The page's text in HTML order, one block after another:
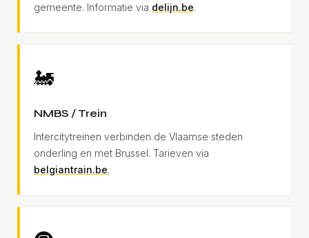
gemeente. Informatie via delijn.be.
🚂
NMBS / Trein
Intercitytreinen verbinden de Vlaamse steden
onderling en met Brussel. Tarieven via
belgiantrain.be.